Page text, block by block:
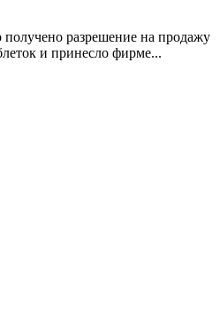
получено разрешение на продажу
и принесло фирме...